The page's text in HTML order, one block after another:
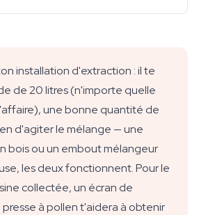
installation d'extraction : il te
de 20 litres (n'importe quelle
une bonne quantité de
d'agiter le mélange — une
bois ou un embout mélangeur
les deux fonctionnent. Pour le
collectée, un écran de
à pollen t'aidera à obtenir